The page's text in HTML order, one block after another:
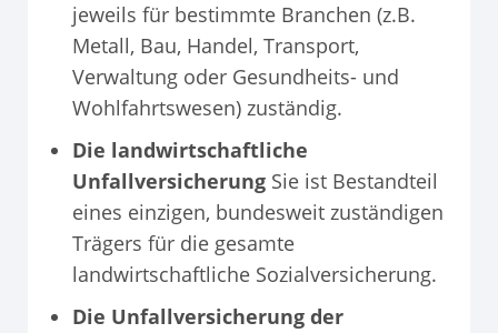
jeweils für bestimmte Branchen (z.B.
Metall, Bau, Handel, Transport,
Verwaltung oder Gesundheits- und
Wohlfahrtswesen) zuständig.
Die landwirtschaftliche
Unfallversicherung Sie ist Bestandteil
eines einzigen, bundesweit zuständigen
Trägers für die gesamte
landwirtschaftliche Sozialversicherung.
Die Unfallversicherung der